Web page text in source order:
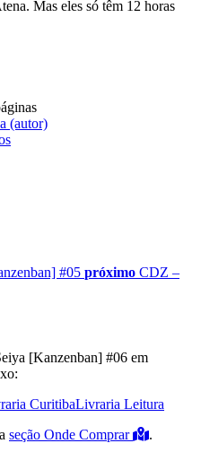
Mas eles só têm 12 horas
(autor)
#05 próximo CDZ –
[Kanzenban] #06 em
CuritibaLivraria Leitura
seção Onde Comprar .